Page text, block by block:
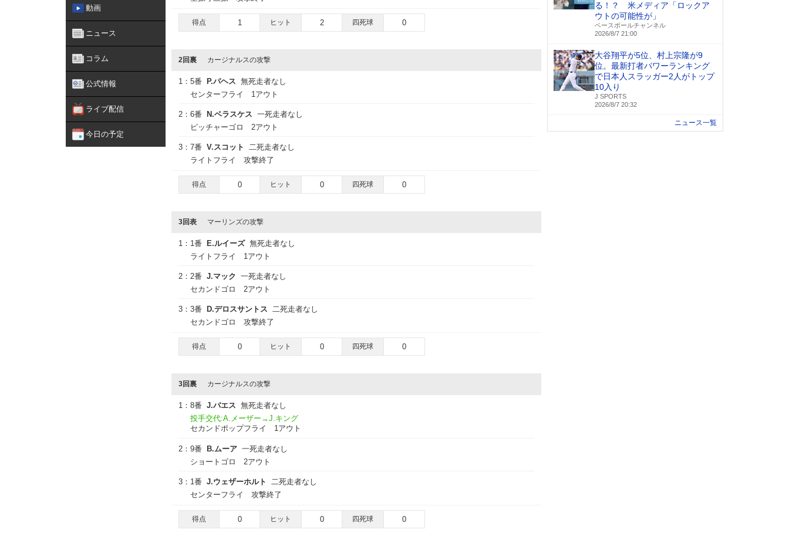
動画
ニュース
コラム
公式情報
ライブ配信
今日の予定
得点 1 ヒット 2 四死球 0
2回裏 カージナルスの攻撃
1： 5番 P.パヘス 無死走者なし
センターフライ 1アウト
2： 6番 N.ベラスケス 一死走者なし
ピッチャーゴロ 2アウト
3： 7番 V.スコット
二死走者なし
ライトフライ 攻撃終了
得点 0 ヒット 0 四死球 0
3回表 マーリンズの攻撃
1： 1番 E.ルイーズ 無死走者なし
ライトフライ 1アウト
2： 2番 J.マック 一死走者なし
セカンドゴロ 2アウト
3： 3番 D.デロスサントス 二死走者なし
セカンドゴロ 攻撃終了
得点 0 ヒット 0 四死球 0
3回裏 カージナルスの攻撃
1： 8番 J.バエス 無死走者なし
投手交代:A.メーザー→J.キング
セカンドポップフライ 1アウト
2： 9番 B.ムーア 一死走者なし
ショートゴロ 2アウト
3： 1番 J.ウェザーホルト
二死走者なし
センターフライ 攻撃終了
得点 0 ヒット 0 四死球 0
る！？ 米メディア「ロックア
ウトの可能性が」
ベースボールチャンネル
2026/8/7 21:00
大谷翔平が5位、村上宗隆が9
位。最新打者パワーランキング
で日本人スラッガー2人がトップ
10入り
J SPORTS
2026/8/7 20:32
ニュース一覧